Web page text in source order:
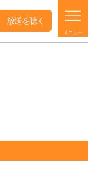
メニュー
放送を聴く